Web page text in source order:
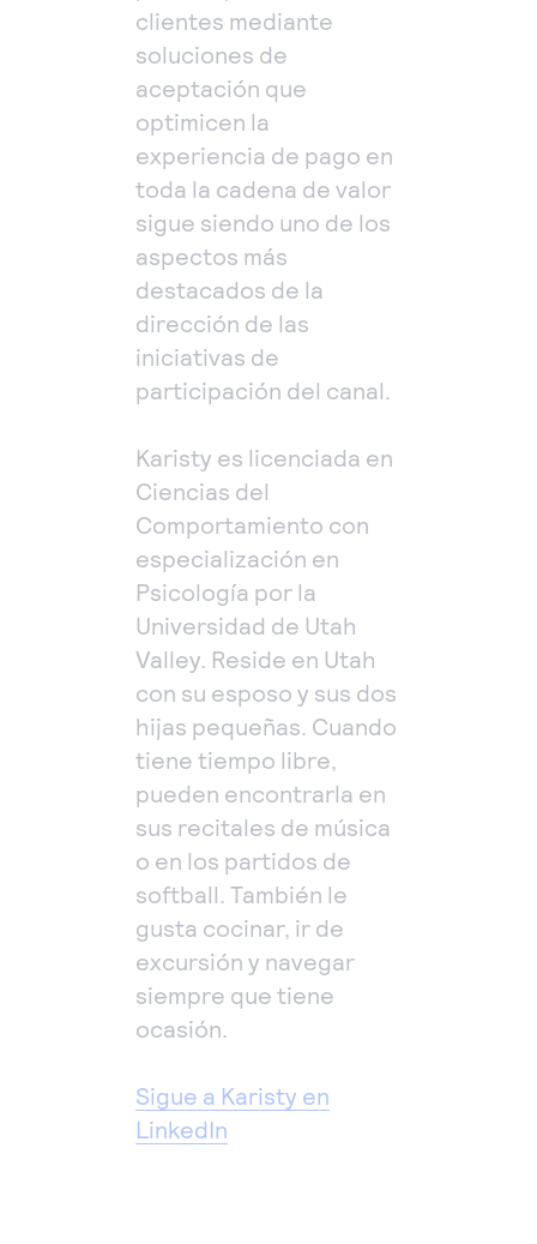
clientes mediante
soluciones de
aceptación que
optimicen la
experiencia de pago en
toda la cadena de valor
sigue siendo uno de los
aspectos más
destacados de la
dirección de las
iniciativas de
participación del canal.
Karisty es licenciada en
Ciencias del
Comportamiento con
especialización en
Psicología por la
Universidad de Utah
Valley. Reside en Utah
con su esposo y sus dos
hijas pequeñas. Cuando
tiene tiempo libre,
pueden encontrarla en
sus recitales de música
o en los partidos de
softball. También le
gusta cocinar, ir de
excursión y navegar
siempre que tiene
ocasión.
Sigue a Karisty en
LinkedIn